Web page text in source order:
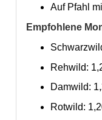
Auf Pfahl
Empfohlene
Rehwild:
Damwild:
Rotwild: